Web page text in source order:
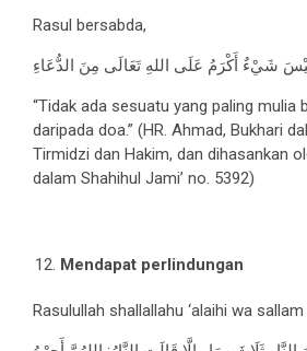
Rasul bersabda,
شَيْءٌ أَكْرَمُ عَلَى اللهِ تَعَالَى مِنَ الدُّعَاءِ
“Tidak ada sesuatu yang paling mulia
daripada doa.” (HR. Ahmad, Bukhari
Tirmidzi dan Hakim, dan dihasankan
dalam Shahihul Jami’ no. 5392)
Mendapat perlindungan
Rasulullah shallallahu ‘alaihi wa